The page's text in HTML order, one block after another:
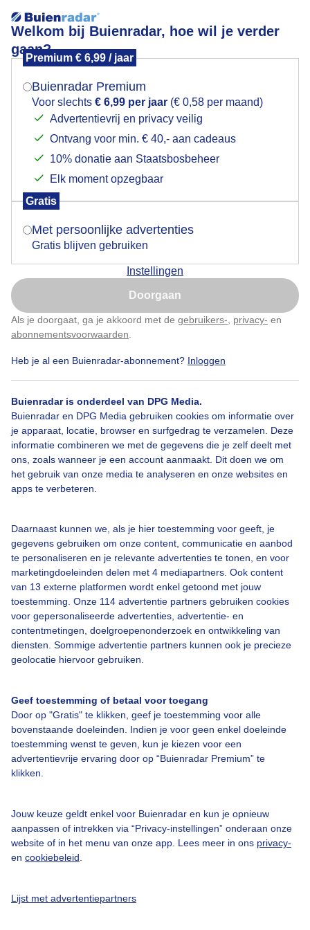
Welkom bij Buienradar, hoe wil je verder
gaan?
Premium € 6,99 / jaar
Buienradar Premium
Voor slechts € 6,99 per jaar (€ 0,58 per maand)
Advertentievrij en privacy veilig
Ontvang voor min. € 40,- aan cadeaus
10% donatie aan Staatsbosbeheer
Elk moment opzegbaar
Gratis
Met persoonlijke advertenties
Gratis blijven gebruiken
Instellingen
Doorgaan
Als je doorgaat, ga je akkoord met de gebruikers- privacy- en
abonnementsvoorwaarden
Heb je al een Buienradar-abonnement? Inloggen
Buienradar is onderdeel van DPG Media.
Buienradar en DPG Media gebruiken cookies om informatie over
je apparaat, locatie, browser en surfgedrag te verzamelen. Deze
informatie combineren we met de gegevens die je zelf deelt met
ons, zoals wanneer je een account aanmaakt. Dit doen we om
het gebruik van onze media te analyseren en onze websites en
apps te verbeteren.
Daarnaast kunnen we, als je hier toestemming voor geeft, je
gegevens gebruiken om onze content, communicatie en aanbod
te personaliseren en je relevante advertenties te tonen, en voor
marketingdoeleinden delen met 4 mediapartners. Ook content
van 13 externe platformen wordt enkel getoond met jouw
toestemming. Onze 114 advertentie partners gebruiken cookies
voor gepersonaliseerde advertenties, advertentie- en
contentmetingen, doelgroepenonderzoek en ontwikkeling van
diensten. Sommige advertentie partners kunnen ook je precieze
geolocatie hiervoor gebruiken.
Geef toestemming of betaal voor toegang
Door op "Gratis" te klikken, geef je toestemming voor alle
bovenstaande doeleinden. Indien je voor geen enkel doeleinde
toestemming wenst te geven, kun je kiezen voor een
advertentievrije ervaring door op “Buienradar Premium” te
klikken.
Jouw keuze geldt enkel voor Buienradar en kun je opnieuw
aanpassen of intrekken via “Privacy-instellingen” onderaan onze
website of in het menu van onze app. Lees meer in ons privacy-
en cookiebeleid
Lijst met advertentiepartners
Weerfoto!
Door: Nely V Frankenhuijzen
Bekijk slideshow
Over Buienradar
Bedrijfsgegevens
Veelgestelde vragen
Toegankelijkheid
Gebruikersvoorwaarden
Adverteren
Cookie beleid
Privacy instellingen
Mogen we je locatie gebruiken voor het
Indien je hier nog geen akkoord op hebt gegeven,
verschijnt er zo een pop-up uit je browser waarin
Is goed, toon de popup
Nu niet, misschien later
Klik hierom dit aan te passen